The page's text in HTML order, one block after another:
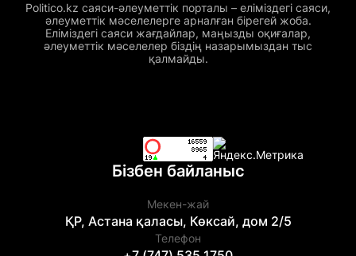
Politico.kz саяси-әлеуметтік порталы – еліміздегі саяси,
әлеуметтік мәселелерге арналған бірегей жоба.
Еліміздегі саяси жағдайлар, маңызды оқиғалар,
әлеуметтік мәселелер біздің назарымыздан тыс
қалмайды.
Бізбен байланыс
Мекен-жай
ҚР, Астана қаласы, Көксай, дом 2/5
Телефон